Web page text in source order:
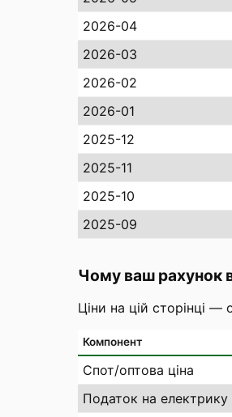
2026-04
2026-03
2026-02
2026-01
2025-12
2025-11
2025-10
2025-09
Чому ваш рахунок
Ціни на цій сторінці
Компонент
Спот/оптова ціна
Податок на електрику